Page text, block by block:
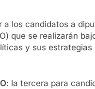
los candidatos a
que se realizarán
y sus
: la tercera para